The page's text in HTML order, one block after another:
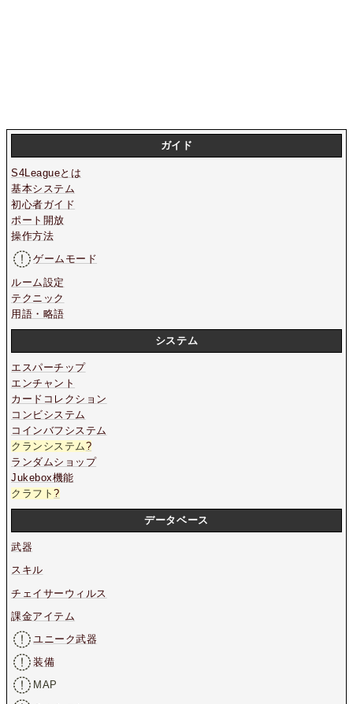
ガイド
S4Leagueとは
基本システム
初心者ガイド
ポート開放
操作方法
ゲームモード
ルーム設定
テクニック
用語・略語
システム
エスパーチップ
エンチャント
カードコレクション
コンビシステム
コインバフシステム
クランシステム?
ランダムショップ
Jukebox機能
クラフト?
データベース
武器
スキル
チェイサーウィルス
課金アイテム
ユニーク武器
装備
MAP